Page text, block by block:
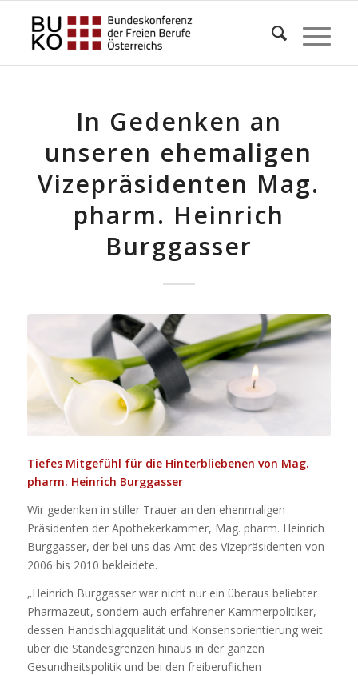
In Gedenken an
unseren ehemaligen
Vizepräsidenten Mag.
pharm. Heinrich
Burggasser
Tiefes Mitgefühl für die Hinterbliebenen von Mag.
pharm. Heinrich Burggasser
Wir gedenken in stiller Trauer an den ehenmaligen
Präsidenten der Apothekerkammer, Mag. pharm. Heinrich
Burggasser, der bei uns das Amt des Vizepräsidenten von
2006 bis 2010 bekleidete.
„Heinrich Burggasser war nicht nur ein überaus beliebter
Pharmazeut, sondern auch erfahrener Kammerpolitiker,
dessen Handschlagqualität und Konsensorientierung weit
über die Standesgrenzen hinaus in der ganzen
Gesundheitspolitik und bei den freiberuflichen